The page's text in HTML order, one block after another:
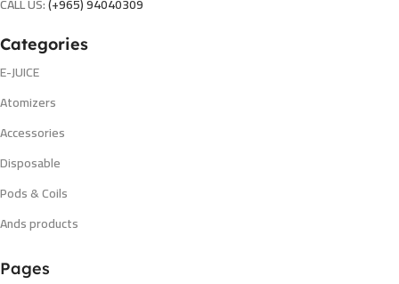
CALL US:(+965) 94040309
Categories
E-JUICE
Atomizers
Accessories
Disposable
Pods & Coils
Ands products
Pages